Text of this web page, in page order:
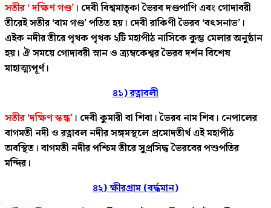
সতীর ‘ দক্ষিণ গণ্ড’ । দেবী বিশ্বমাতৃকা ভৈরব দণ্ডপাণি এবং গোদাবরী
তীরেই সতীর ‘বাম গণ্ড’ পতিত হয়। দেবী রাকিণী ভৈরব ‘বৎসনাভ’।
এইক নদীর তীরে পৃথক পৃথক ২টি মহাপীঠ নাসিকে কুম্ভ মেলার অনুষ্ঠান
হয়। ঐ সময়ে গোদাবরী স্নান ও ত্র্যম্বকেশ্বর ভৈরব দর্শন বিশেষ
মাহাত্ম্যপূর্ণ।
৪১) রত্নাবলী
সতীর ‘দক্ষিণ স্কন্ধ’ । দেবী কুমারী বা শিবা। ভৈরব নাম শিব। নেপালের
বাগমতী নদী ও রত্নাবল নদীর সঙ্গমস্থলে প্রমোদতীর্থ এই মহাপীঠ
অবস্থিত। বাগমতী নদীর পশ্চিম তীরে সুপ্রসিদ্ধ ভৈরবের পশুপতির
মন্দির।
৪২) ক্ষীরগ্রাম (বর্দ্ধমান)